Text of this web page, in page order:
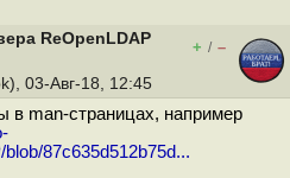
ReOpenLDAP
+ / –
03-Авг-18, 12:45
в man-страницах, например
87c635d512b75d...